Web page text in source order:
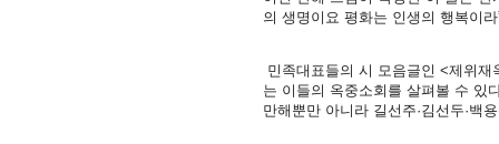
의 생명이요 평화는 인생의 행복이
민족대표들의 시 모음글인 <제위
는 이들의 옥중소회를 살펴볼 수 있
만해뿐만 아니라 길선주·김선두·백